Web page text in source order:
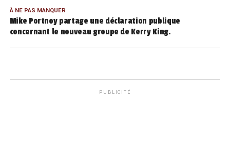
À NE PAS MANQUER
Mike Portnoy partage une déclaration publique
concernant le nouveau groupe de Kerry King.
PUBLICITÉ